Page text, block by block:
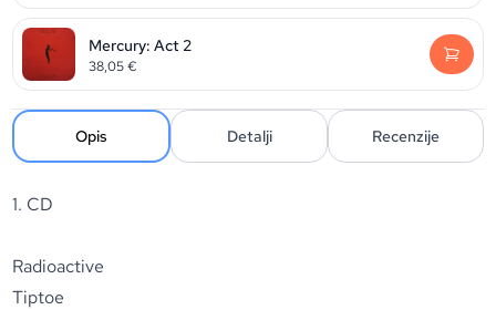
Mercury: Act 2
38,05€
Opis Detalji Recenzije
1. CD
Radioactive
Tiptoe